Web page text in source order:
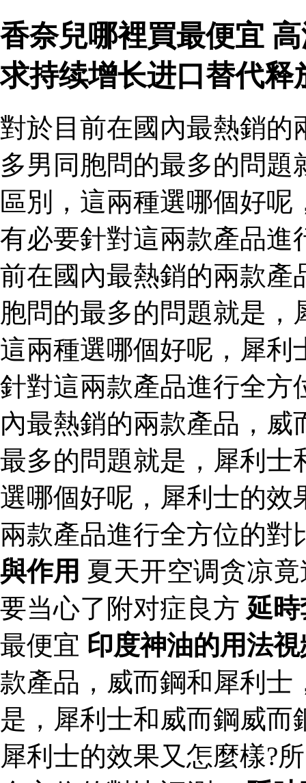
香奈兒哪裡買最便宜
求持续增长进口替代释
對於目前在國內最熱銷的
多男同胞問的最多的問
區別，這兩種選哪個好呢
有必要針對這兩款產品進
前在國內最熱銷的兩款產
胞問的最多的問題就是
這兩種選哪個好呢，犀利
針對這兩款產品進行全方
內最熱銷的兩款產品，
最多的問題就是，犀利士
選哪個好呢，犀利士的效
兩款產品進行全方位的
與作用 夏天开空调贪凉
要当心了附对症良方 延
最便宜 印度神油的用法視
款產品，威而鋼和犀利士
是，犀利士和威而鋼威
犀利士的效果又怎麼樣?